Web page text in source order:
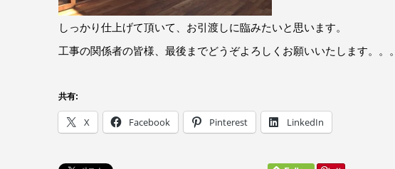
しっかり仕上げて頂いて、お引渡しに臨みたいと思います。
工事の関係者の皆様、最後までどうぞよろしくお願いいたします。。。
共有:
X Facebook Pinterest LinkedIn